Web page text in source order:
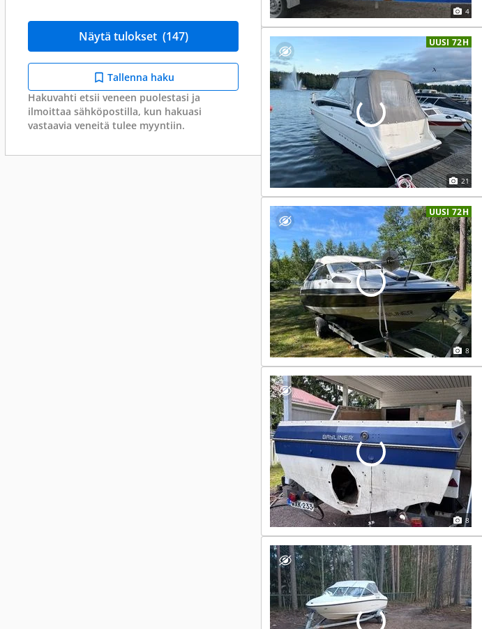
Näytä tulokset (147)
Tallenna haku
Hakuvahti etsii veneen puolestasi ja
ilmoittaa sähköpostilla, kun hakuasi
vastaavia veneitä tulee myyntiin.
4
UUSI 72H
21
UUSI 72H
8
8